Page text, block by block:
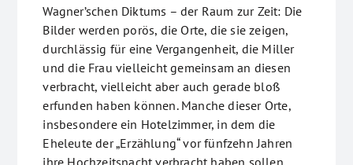
Wagner’schen Diktums – der Raum zur Zeit: Die
Bilder werden porös, die Orte, die sie zeigen,
durchlässig für eine Vergangenheit, die Miller
und die Frau vielleicht gemeinsam an diesen
verbracht, vielleicht aber auch gerade bloß
erfunden haben können. Manche dieser Orte,
insbesondere ein Hotelzimmer, in dem die
Eheleute der „Erzählung“ vor fünfzehn Jahren